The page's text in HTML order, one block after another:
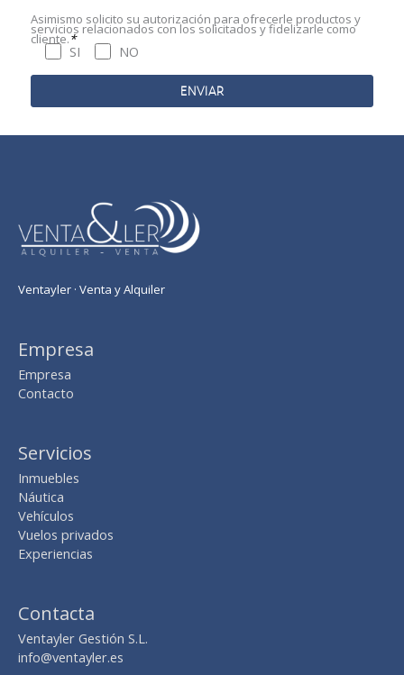
Asimismo solicito su autorización para ofrecerle productos y
servicios relacionados con los solicitados y fidelizarle como
cliente.*
SI NO
t
i
v
Ventayler · Venta y Alquiler
Empresa
Empresa
Contacto
Servicios
Inmuebles
Náutica
Vehículos
Vuelos privados
Experiencias
Contacta
Ventayler Gestión S.L.
info@ventayler.es